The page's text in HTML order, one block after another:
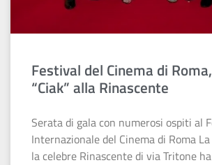
Festival del Cinema di
“Ciak” alla Rinascente
Serata di gala con numerosi ospiti al
Internazionale del Cinema di Roma
la celebre Rinascente di via Tritone